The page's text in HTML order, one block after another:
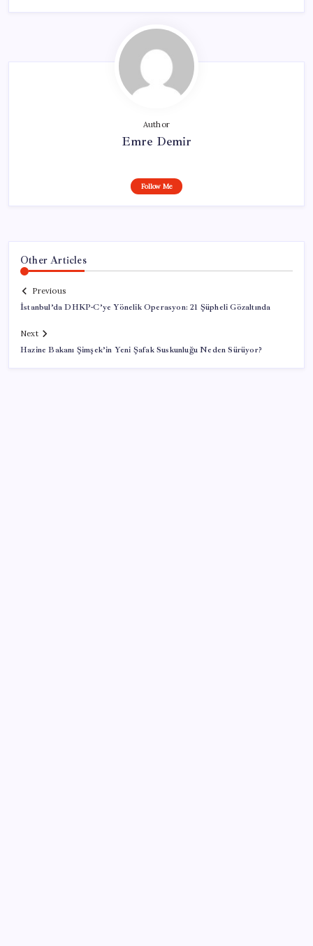
Author
Emre Demir
Follow Me
Other Articles
Previous
İstanbul’da DHKP-C’ye Yönelik Operasyon: 21 Şüpheli Gözaltında
Next
Hazine Bakanı Şimşek’in Yeni Şafak Suskunluğu Neden Sürüyor?